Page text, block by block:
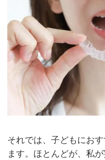
それでは、子どもにお
ます。ほとんどが、私